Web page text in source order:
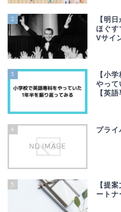
2
【明
ほぐす
Vサイ
3
【小
やって
【英語
4 プライ
5
【提
ートナ